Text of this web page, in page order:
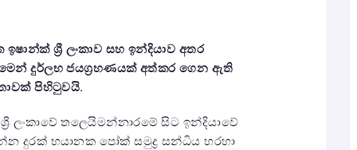
ශ්‍රී ලංකාව සහ ඉන්දියාව අතර
දුර්ලභ ජයග්‍රහණයක් අත්කර ගෙන ඇති
පිහිටුවයි.
ලංකාවේ තලෙයිමන්නාරමේ සිට ඉන්දියාවේ
දුරක් භයානක පෝක් සමුද්‍ර සන්ධිය හරහා